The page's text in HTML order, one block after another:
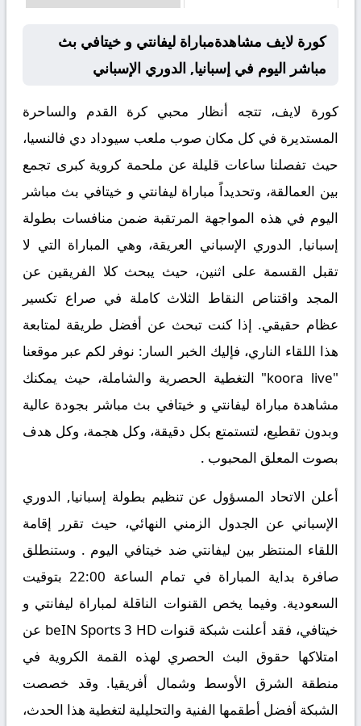
كورة لايف مشاهدةمباراة ليفانتي و خيتافي بث
مباشر اليوم في إسبانيا, الدوري الإسباني
كورة لايف، تتجه أنظار محبي كرة القدم والساحرة
المستديرة في كل مكان صوب ملعب سيوداد دي فالنسيا،
حيث تفصلنا ساعات قليلة عن ملحمة كروية كبرى تجمع
بين العمالقة، وتحديداً مباراة ليفانتي و خيتافي بث مباشر
اليوم في هذه المواجهة المرتقبة ضمن منافسات بطولة
إسبانيا, الدوري الإسباني العريقة، وهي المباراة التي لا
تقبل القسمة على اثنين، حيث يبحث كلا الفريقين عن
المجد واقتناص النقاط الثلاث كاملة في صراع تكسير
عظام حقيقي. إذا كنت تبحث عن أفضل طريقة لمتابعة
هذا اللقاء الناري، فإليك الخبر السار: نوفر لكم عبر موقعنا
"koora live" التغطية الحصرية والشاملة، حيث يمكنك
مشاهدة مباراة ليفانتي و خيتافي بث مباشر بجودة عالية
وبدون تقطيع، لتستمتع بكل دقيقة، وكل هجمة، وكل هدف
بصوت المعلق المحبوب .
أعلن الاتحاد المسؤول عن تنظيم بطولة إسبانيا, الدوري
الإسباني عن الجدول الزمني النهائي، حيث تقرر إقامة
اللقاء المنتظر بين ليفانتي ضد خيتافي اليوم . وستنطلق
صافرة بداية المباراة في تمام الساعة 22:00 بتوقيت
السعودية. وفيما يخص القنوات الناقلة لمباراة ليفانتي و
خيتافي، فقد أعلنت شبكة قنوات beIN Sports 3 HD عن
امتلاكها حقوق البث الحصري لهذه القمة الكروية في
منطقة الشرق الأوسط وشمال أفريقيا. وقد خصصت
الشبكة أفضل أطقمها الفنية والتحليلية لتغطية هذا الحدث،